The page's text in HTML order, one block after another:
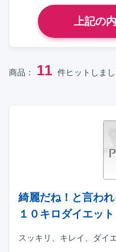
商品： 11 件ヒットしまし
綺麗だね！と言わ
１０キロダイエット
スッキリ、キレイ、ダイ